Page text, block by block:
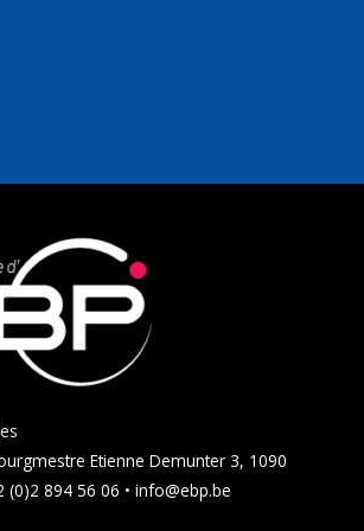
Etienne Demunter 3, 1090
(0)2 894 56 06 • info@ebp.be